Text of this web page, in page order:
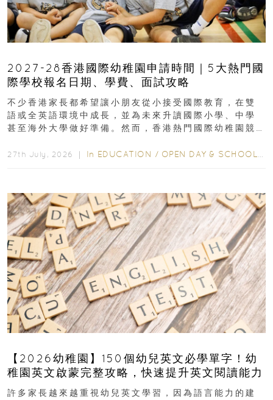
2027-28香港國際幼稚園申請時間｜5大熱門國
際學校報名日期、學費、面試攻略
不少香港家長都希望讓小朋友從小接受國際教育，在雙
語或全英語環境中成長，並為未來升讀國際小學、中學
甚至海外大學做好準備。然而，香港熱門國際幼稚園競
27th July, 2026 ｜ In EDUCATION / OPEN DAY & SCHOOL EVENTS
【2026幼稚園】150個幼兒英文必學單字！幼
稚園英文啟蒙完整攻略，快速提升英文閱讀能力
許多家長越來越重視幼兒英文學習，因為語言能力的建